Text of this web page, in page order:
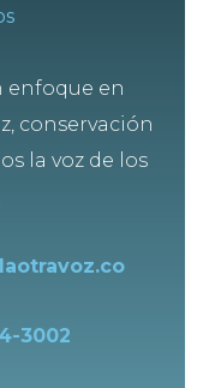
enfoque en
conservación
la voz de los
3002